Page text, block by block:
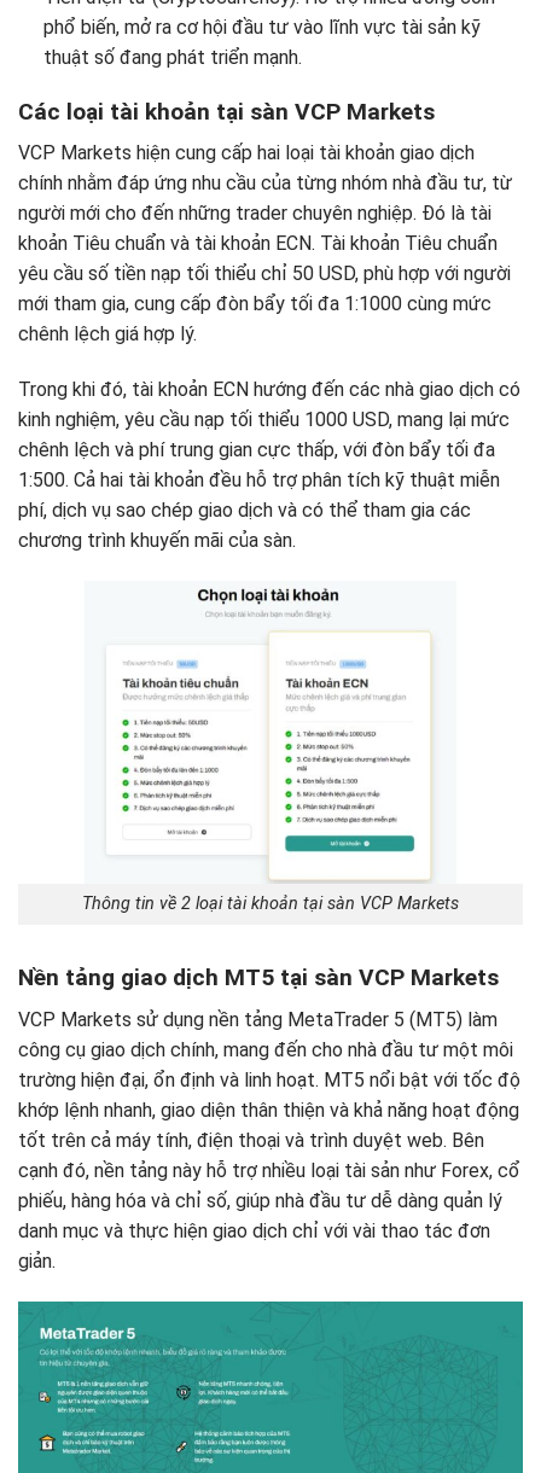
phổ biến, mở ra cơ hội đầu tư vào lĩnh vực tài sản kỹ
thuật số đang phát triển mạnh.
Các loại tài khoản tại sàn VCP Markets
VCP Markets hiện cung cấp hai loại tài khoản giao dịch
chính nhằm đáp ứng nhu cầu của từng nhóm nhà đầu tư, từ
người mới cho đến những trader chuyên nghiệp. Đó là tài
khoản Tiêu chuẩn và tài khoản ECN. Tài khoản Tiêu chuẩn
yêu cầu số tiền nạp tối thiểu chỉ 50 USD, phù hợp với người
mới tham gia, cung cấp đòn bẩy tối đa 1:1000 cùng mức
chênh lệch giá hợp lý.
Trong khi đó, tài khoản ECN hướng đến các nhà giao dịch có
kinh nghiệm, yêu cầu nạp tối thiểu 1000 USD, mang lại mức
chênh lệch và phí trung gian cực thấp, với đòn bẩy tối đa
1:500. Cả hai tài khoản đều hỗ trợ phân tích kỹ thuật miễn
phí, dịch vụ sao chép giao dịch và có thể tham gia các
chương trình khuyến mãi của sàn.
Thông tin về 2 loại tài khoản tại sàn VCP Markets
Nền tảng giao dịch MT5 tại sàn VCP Markets
VCP Markets sử dụng nền tảng MetaTrader 5 (MT5) làm
công cụ giao dịch chính, mang đến cho nhà đầu tư một môi
trường hiện đại, ổn định và linh hoạt. MT5 nổi bật với tốc độ
khớp lệnh nhanh, giao diện thân thiện và khả năng hoạt động
tốt trên cả máy tính, điện thoại và trình duyệt web. Bên
cạnh đó, nền tảng này hỗ trợ nhiều loại tài sản như Forex, cổ
phiếu, hàng hóa và chỉ số, giúp nhà đầu tư dễ dàng quản lý
danh mục và thực hiện giao dịch chỉ với vài thao tác đơn
giản.